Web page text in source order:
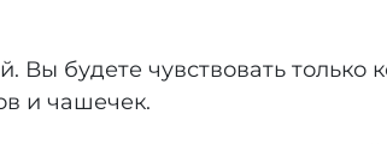
Вы будете чувствовать только
и чашечек.